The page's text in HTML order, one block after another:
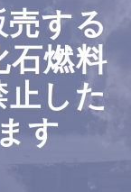
する
燃料
した
す